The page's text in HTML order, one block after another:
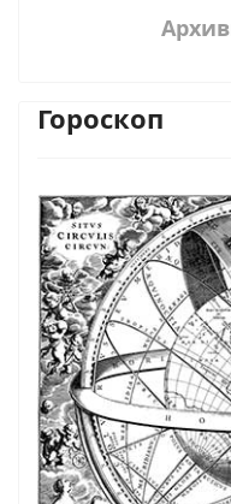
Гороскоп